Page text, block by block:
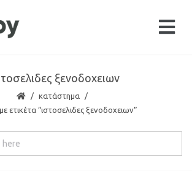
ξενοδοχειων
κατάστημα
ετικέτα “ιστοσελιδες ξενοδοχειων”